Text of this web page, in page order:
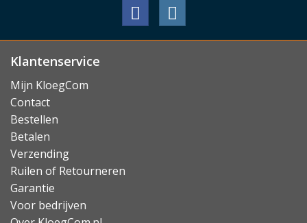
Klantenservice
Mijn KloegCom
Contact
Bestellen
Betalen
Verzending
Ruilen of Retourneren
Garantie
Voor bedrijven